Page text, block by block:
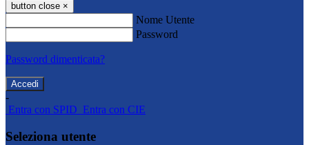
button close ×
Nome Utente
Password
Password dimenticata?
-
Entra con SPID Entra con CIE
Seleziona utente